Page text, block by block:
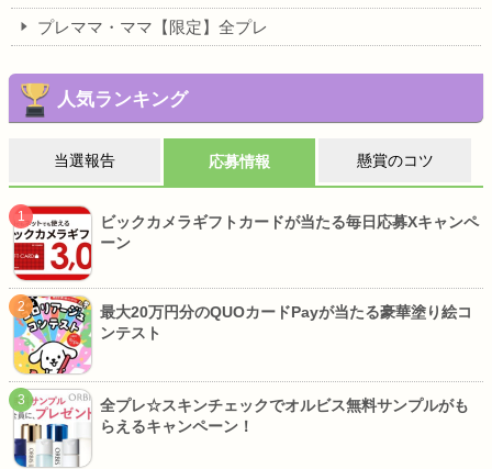
プレママ・ママ【限定】全プレ
人気ランキング
当選報告 応募情報 懸賞のコツ
ビックカメラギフトカードが当たる毎日応募Xキャンペ
ーン
最大20万円分のQUOカードPayが当たる豪華塗り絵コ
ンテスト
全プレ☆スキンチェックでオルビス無料サンプルがも
らえるキャンペーン！